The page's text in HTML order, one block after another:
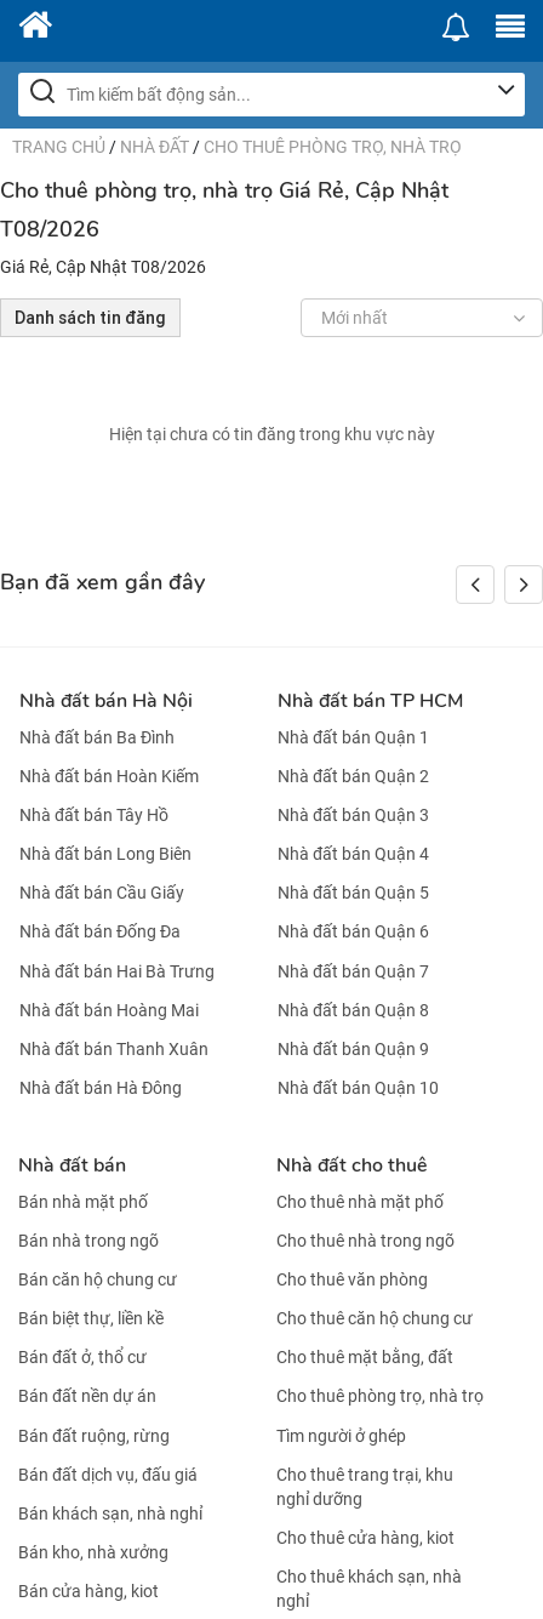
TRANG CHỦ / NHÀ ĐẤT / CHO THUÊ PHÒNG TRỌ, NHÀ TRỌ
Cho thuê phòng trọ, nhà trọ Giá Rẻ, Cập Nhật
T08/2026
Giá Rẻ, Cập Nhật T08/2026
Danh sách tin đăng Mới nhất
Hiện tại chưa có tin đăng trong khu vực này
Bạn đã xem gần đây
Nhà đất bán Hà Nội
Nhà đất bán Ba Đình
Nhà đất bán Hoàn Kiếm
Nhà đất bán Tây Hồ
Nhà đất bán Long Biên
Nhà đất bán Cầu Giấy
Nhà đất bán Đống Đa
Nhà đất bán Hai Bà Trưng
Nhà đất bán Hoàng Mai
Nhà đất bán Thanh Xuân
Nhà đất bán Hà Đông
Nhà đất bán TP HCM
Nhà đất bán Quận 1
Nhà đất bán Quận 2
Nhà đất bán Quận 3
Nhà đất bán Quận 4
Nhà đất bán Quận 5
Nhà đất bán Quận 6
Nhà đất bán Quận 7
Nhà đất bán Quận 8
Nhà đất bán Quận 9
Nhà đất bán Quận 10
Nhà đất bán
Bán nhà mặt phố
Bán nhà trong ngõ
Bán căn hộ chung cư
Bán biệt thự, liền kề
Bán đất ở, thổ cư
Bán đất nền dự án
Bán đất ruộng, rừng
Bán đất dịch vụ, đấu giá
Bán khách sạn, nhà nghỉ
Bán kho, nhà xưởng
Bán cửa hàng, kiot
Nhà đất cho thuê
Cho thuê nhà mặt phố
Cho thuê nhà trong ngõ
Cho thuê văn phòng
Cho thuê căn hộ chung cư
Cho thuê mặt bằng, đất
Cho thuê phòng trọ, nhà trọ
Tìm người ở ghép
Cho thuê trang trại, khu
nghỉ dưỡng
Cho thuê cửa hàng, kiot
Cho thuê khách sạn, nhà
nghỉ